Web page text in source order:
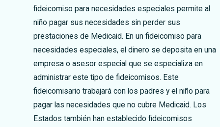
fideicomiso para necesidades especiales permite al
niño pagar sus necesidades sin perder sus
prestaciones de Medicaid. En un fideicomiso para
necesidades especiales, el dinero se deposita en una
empresa o asesor especial que se especializa en
administrar este tipo de fideicomisos. Este
fideicomisario trabajará con los padres y el niño para
pagar las necesidades que no cubre Medicaid. Los
Estados también han establecido fideicomisos